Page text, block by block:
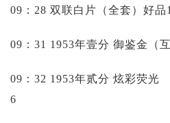
09：28 双联白片（全套）好品
09：31 1953年壹分 御鉴金（
09：32 1953年贰分 炫彩荧光
6